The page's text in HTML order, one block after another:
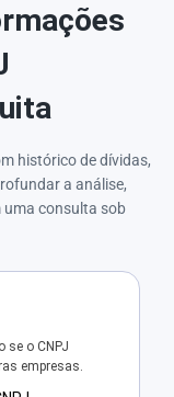
histórico de dívidas,
a análise,
uma consulta sob
se o CNPJ
empresas.